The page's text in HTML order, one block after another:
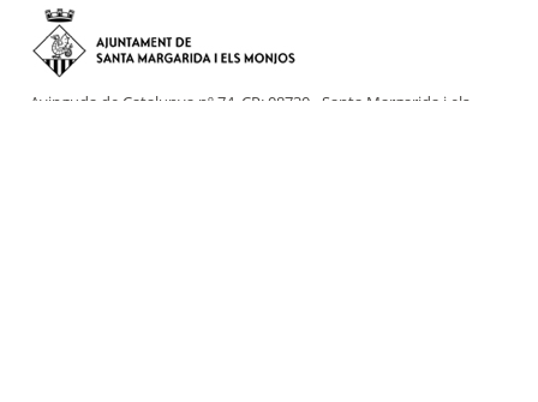
Avinguda de Catalunya nº 74, CP: 08730 - Santa Margarida i els